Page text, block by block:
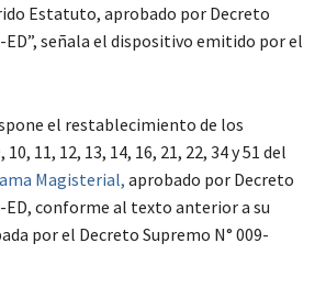
Estatuto, aprobado por Decreto
ED”, señala el dispositivo emitido por el
el restablecimiento de los
11, 12, 13, 14, 16, 21, 22, 34 y 51 del
Magisterial,aprobado por Decreto
ED, conforme al texto anterior a su
por el Decreto Supremo N° 009-